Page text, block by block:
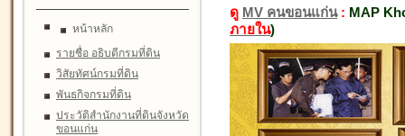
หน้าหลัก
รายชื่อ อธิบดีกรมที่ดิน
วิสัยทัศน์กรมที่ดิน
พันธกิจกรมที่ดิน
ประวัติสำนักงานที่ดินจังหวัด
ขอนแก่น
ดู MV คนขอนแก่น: MAP
ภายใน)